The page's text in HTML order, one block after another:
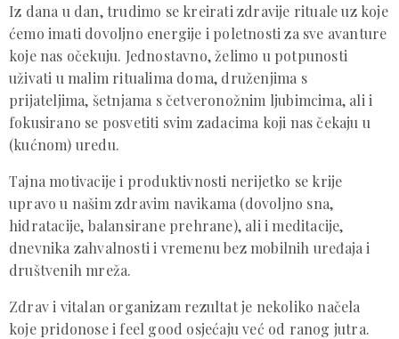
Iz dana u dan, trudimo se kreirati zdravije rituale uz koje
ćemo imati dovoljno energije i poletnosti za sve avanture
koje nas očekuju. Jednostavno, želimo u potpunosti
uživati u malim ritualima doma, druženjima s
prijateljima, šetnjama s četveronožnim ljubimcima, ali i
fokusirano se posvetiti svim zadacima koji nas čekaju u
(kućnom) uredu.
Tajna motivacije i produktivnosti nerijetko se krije
upravo u našim zdravim navikama (dovoljno sna,
hidratacije, balansirane prehrane), ali i meditacije,
dnevnika zahvalnosti i vremenu bez mobilnih uređaja i
društvenih mreža.
Zdrav i vitalan organizam rezultat je nekoliko načela
koje pridonose i feel good osjećaju već od ranog jutra.